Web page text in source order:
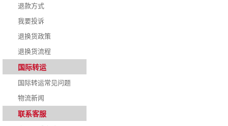
退款方式
我要投诉
退换货政策
退换货流程
国际转运
国际转运常见问题
物流新闻
联系客服